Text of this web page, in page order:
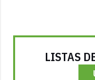
LISTAS